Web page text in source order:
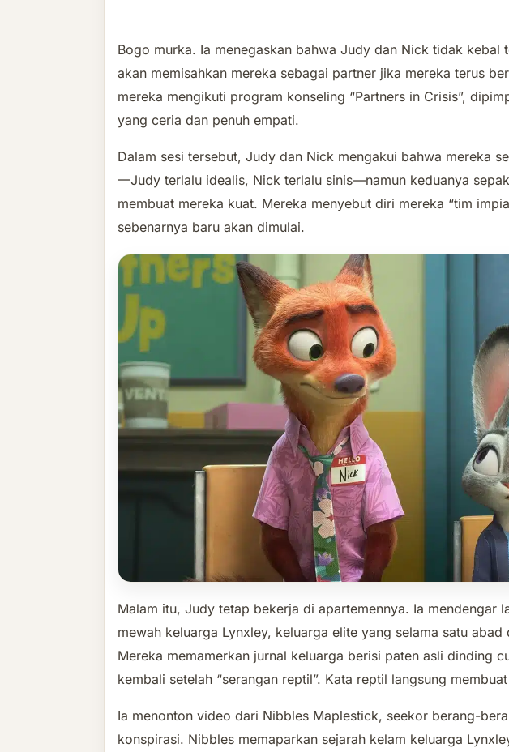
Bogo murka. Ia menegaskan bahwa Judy dan Nick tidak kebal
akan memisahkan mereka sebagai partner jika mereka terus
mereka mengikuti program konseling “Partners in Crisis”,
yang ceria dan penuh empati.
Dalam sesi tersebut, Judy dan Nick mengakui bahwa mereka
—Judy terlalu idealis, Nick terlalu sinis—namun keduanya
membuat mereka kuat. Mereka menyebut diri mereka “tim
sebenarnya baru akan dimulai.
Malam itu, Judy tetap bekerja di apartemennya. Ia mendengar
mewah keluarga Lynxley, keluarga elite yang selama satu
Mereka memamerkan jurnal keluarga berisi paten asli dinding
kembali setelah “serangan reptil”. Kata reptil langsung
Ia menonton video dari Nibbles Maplestick, seekor berang-
konspirasi. Nibbles memaparkan sejarah kelam keluarga